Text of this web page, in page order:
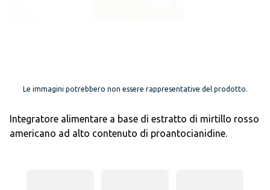
Le immagini potrebbero non essere rappresentative del prodotto.
Integratore alimentare a base di estratto di mirtillo rosso
americano ad alto contenuto di proantocianidine.